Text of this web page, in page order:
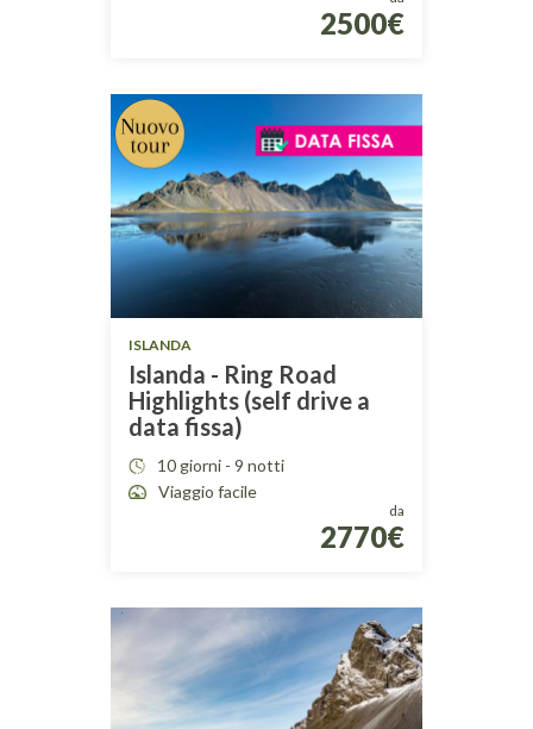
2500€
ISLANDA
Islanda - Ring Road
Highlights (self drive a
data fissa)
10 giorni - 9 notti
Viaggio facile
da
2770€